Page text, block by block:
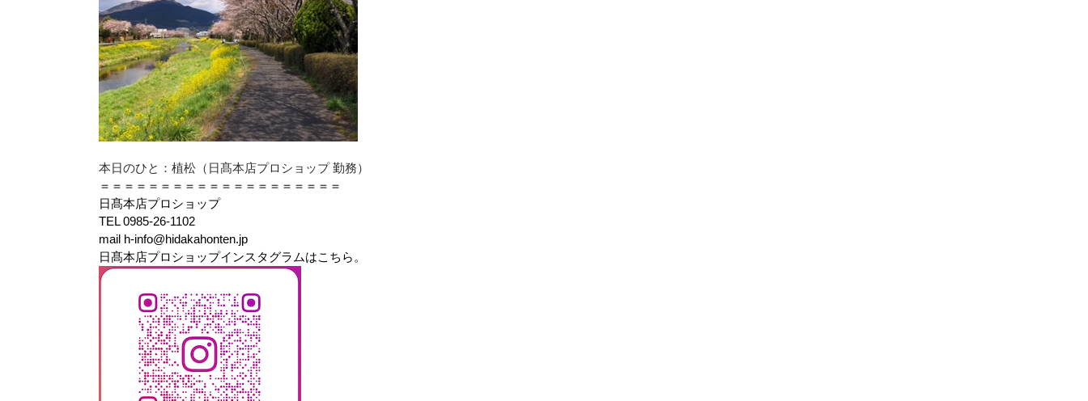
本日のひと：植松（日髙本店プロショップ 勤務）
＝＝＝＝＝＝＝＝＝＝＝＝＝＝＝＝＝＝＝＝
日髙本店プロショップ
TEL 0985-26-1102
mail h-info@hidakahonten.jp
日髙本店プロショップインスタグラムはこちら。